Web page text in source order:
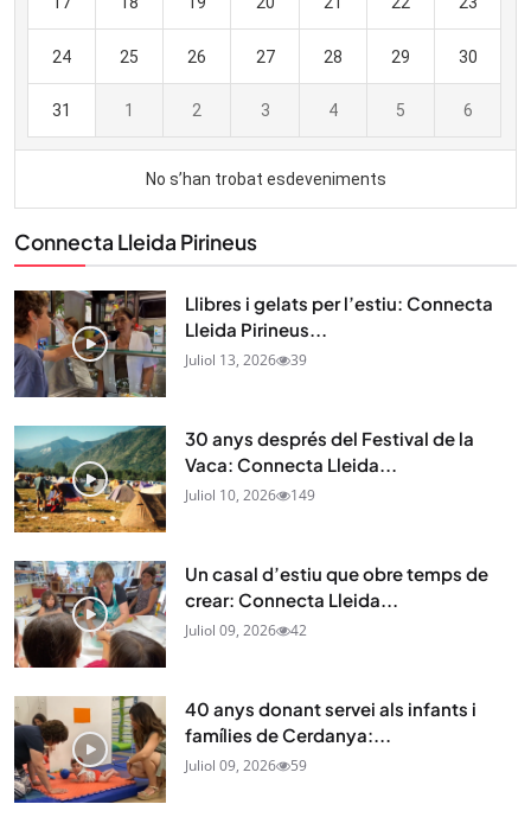
Connecta Lleida Pirineus
Llibres i gelats per l’estiu: Connecta
Lleida Pirineus...
Juliol 13, 2026 39
30 anys després del Festival de la
Vaca: Connecta Lleida...
Juliol 10, 2026 149
Un casal d’estiu que obre temps de
crear: Connecta Lleida...
Juliol 09, 2026 42
40 anys donant servei als infants i
famílies de Cerdanya:...
Juliol 09, 2026 59